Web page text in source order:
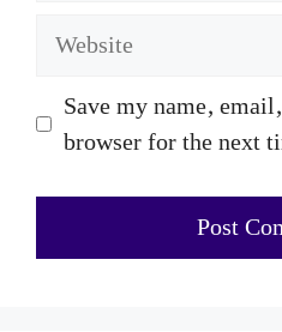
Website
Save my name,
browser for the next